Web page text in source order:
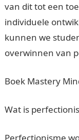
van dit tot een
individuele
kunnen we
overwinnen van
Boek Mastery
Wat is